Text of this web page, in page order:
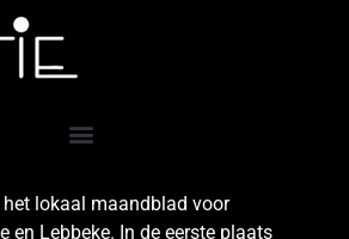
het lokaal maandblad voor
en Lebbeke. In de eerste plaats